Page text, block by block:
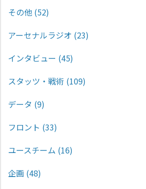
その他 (52)
アーセナルラジオ (23)
インタビュー (45)
スタッツ・戦術 (109)
データ (9)
フロント (33)
ユースチーム (16)
企画 (48)